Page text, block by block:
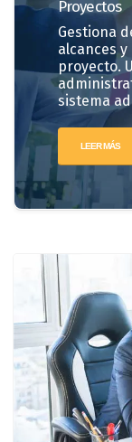
Proyectos
Gestiona
alcances
proyecto.
sistema
LEER MÁS